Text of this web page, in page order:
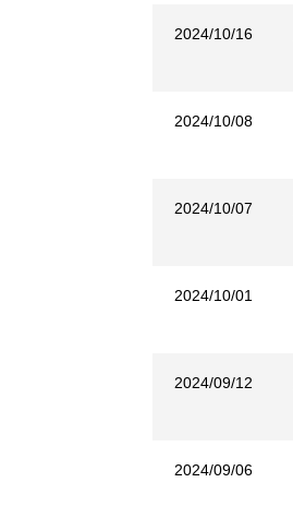
2024/10/16
2024/10/08
2024/10/07
2024/10/01
2024/09/12
2024/09/06